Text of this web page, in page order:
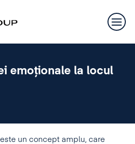
emoționale la locul
un concept amplu, care